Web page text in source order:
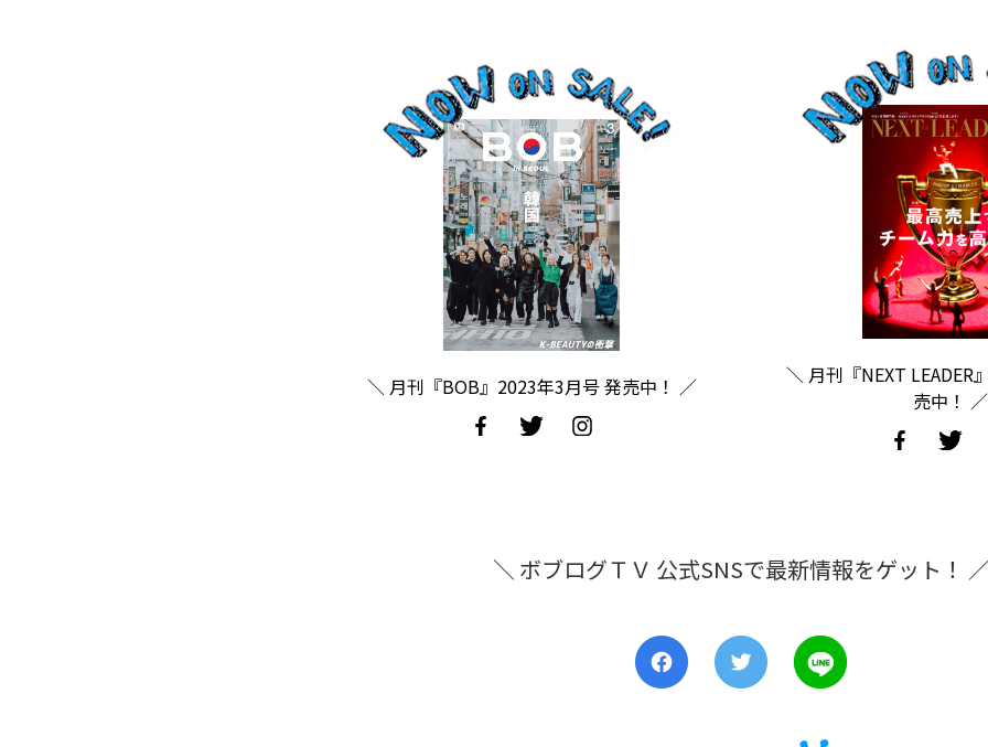
＼ 月刊『BOB』2023年3月号 発売中！ ／
＼ 月刊『NEXT LEADER
売中！ ／
＼ ボブログＴＶ 公式SNSで最新情報をゲット！